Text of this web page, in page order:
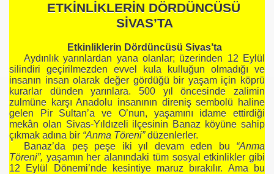
ETKİNLİKLERİN DÖRDÜNCÜSÜ
SİVAS’TA
Etkinliklerin Dördüncüsü Sivas’ta
Aydınlık yarınlardan yana olanlar; üzerinden 12 Eylül
silindiri geçirilmezden evvel kula kulluğun olmadığı ve
insanın insan olarak değer gördüğü bir yaşam için köprü
kurarlar dünden yarınlara. 500 yıl öncesinde zalimin
zulmüne karşı Anadolu insanının direniş sembolü haline
gelen Pir Sultan’a ve O’nun, yaşamını idame ettirdiği
mekân olan Sivas-Yıldızeli ilçesinin Banaz köyüne sahip
çıkmak adına bir “Anma Töreni”düzenlerler.
Banaz’da peş peşe iki yıl devam eden bu “Anma
Töreni”, yaşamın her alanındaki tüm sosyal etkinlikler gibi
12 Eylül Dönemi’nde kesintiye maruz bırakılır. Ama bu